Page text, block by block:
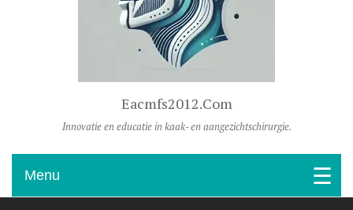
Eacmfs2012.com
Innovatie en educatie in kaak- en aangezichtschirurgie.
Menu